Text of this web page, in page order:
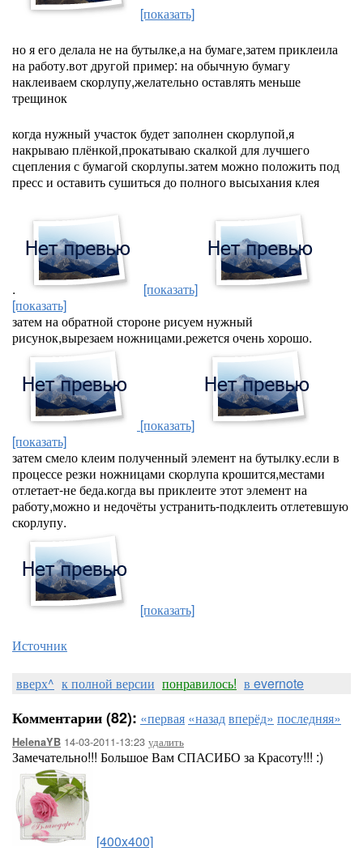
[показать]
но я его делала не на бутылке,а на бумаге,затем приклеила
на работу.вот другой пример: на обычную бумагу
наклеиваем скорлупу,желательно оставлять меньше
трещинок
когда нужный участок будет заполнен скорлупой,я
накрываю плёнкой,прокатываю скалкой для лучшего
сцепления с бумагой скорлупы.затем можно положить под
пресс и оставить сушиться до полного высыхания клея
.
[показать]
[показать]
затем на обратной стороне рисуем нужный
рисунок,вырезаем ножницами.режется очень хорошо.
[показать]
[показать]
затем смело клеим полученный элемент на бутылку.если в
процессе резки ножницами скорлупа крошится,местами
отлетает-не беда.когда вы приклеите этот элемент на
работу,можно и недочёты устранить-подклеить отлетевшую
скорлупу.
[показать]
Источник
вверх^ к полной версии понравилось! в evernote
Комментарии (82): «первая «назадвперёд» последняя»
HelenaYB 14-03-2011-13:23 удалить
Замечательно!!! Большое Вам СПАСИБО за Красоту!!! :)
[400x400]